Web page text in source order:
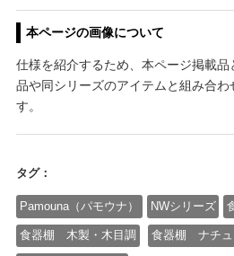
本ページの画像について
仕様を紹介するため、本ページ掲載
品や同シリーズのアイテムと組み合わ
す。
タグ：
Pamouna（パモウナ） NWシリーズ
食器棚 木製・木目調 食器棚 ナチュ